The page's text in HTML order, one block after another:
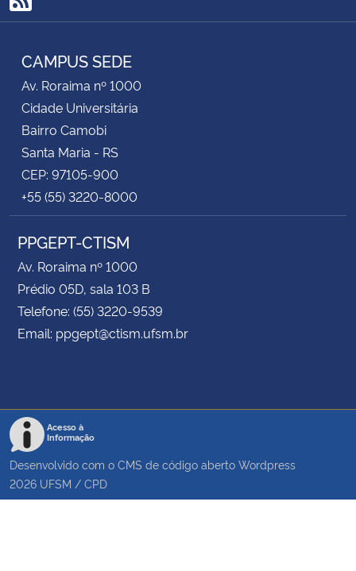
RSS
CAMPUS SEDE
Av. Roraima nº 1000
Cidade Universitária
Bairro Camobi
Santa Maria - RS
CEP: 97105-900
+55 (55) 3220-8000
PPGEPT-CTISM
Av. Roraima nº 1000
Prédio 05D, sala 103 B
Telefone: (55) 3220-9539
Email: ppgept@ctism.ufsm.br
Acesso à
Informação
Desenvolvido com o CMS de código aberto Wordpress
2026 UFSM / CPD